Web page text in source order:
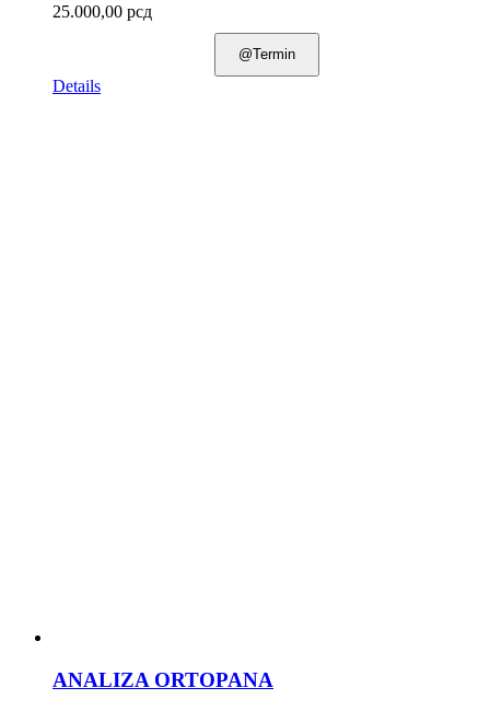
25.000,00 рсд
@Termin
Details
ANALIZA ORTOPANA